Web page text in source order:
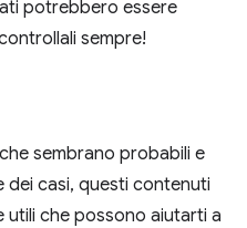
potrebbero essere
sempre!
sembrano probabili e
dei casi, questi contenuti
che possono aiutarti a